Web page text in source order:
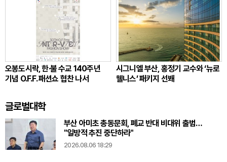
오봉도시락, 한·불 수교 140주년
기념 O.F.F. 패션쇼 협찬 나서
시그니엘 부산, 홍정기 교수와 ‘뉴로
웰니스’ 패키지 선봬
글로벌대학
부산 아미초 총동문회, 폐교 반대 비대위 출범…
"일방적 추진 중단하라"
2026.08.06 18:29